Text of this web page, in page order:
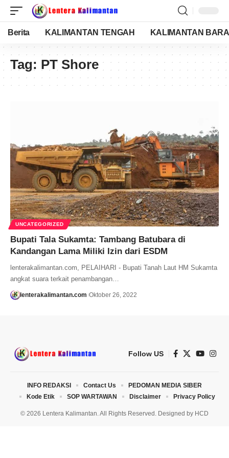
Berita KALIMANTAN TENGAH KALIMANTAN
Tag: PT Shore
UNCATEGORIZED
Bupati Tala Sukamta: Tambang Batubara di
Kandangan Lama Miliki Izin dari ESDM
lenterakalimantan.com, PELAIHARI - Bupati Tanah Laut HM Sukamta
angkat suara terkait penambangan…
lenterakalimantan.com Oktober 26, 2022
Follow US
© 2026 Lentera Kalimantan. All Rights Reserved. Designed by HCD
INFO REDAKSI Contact Us
PEDOMAN MEDIA SIBER
Kode Etik
SOP WARTAWAN Disclaimer Privacy Policy